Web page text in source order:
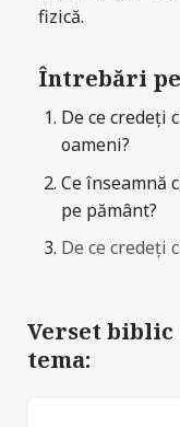
fizică.
Întrebări
De ce credeți
oameni?
Ce înseamnă
pe pământ?
De ce credeți
Verset biblic
tema: